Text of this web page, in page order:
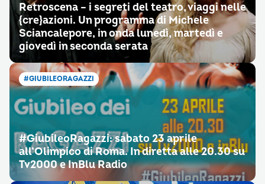
Retroscena – i segreti del teatro, viaggi nelle
{cre}azioni. Un programma di Michele
Sciancalepore, in onda lunedì, martedì e
giovedì in seconda serata
#GIUBILEORAGAZZI
#‎GiubileoRagazzi‬: sabato 23 aprile
all’Olimpico di Roma. In diretta alle 20.30 su
Tv2000 e InBlu Radio